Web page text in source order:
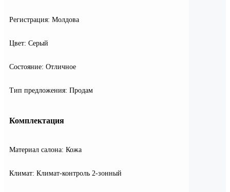
Регистрация: Молдова
Цвет: Серый
Состояние: Отличное
Тип предложения: Продам
Комплектация
Материал салона: Кожа
Климат: Климат-контроль 2-зонный